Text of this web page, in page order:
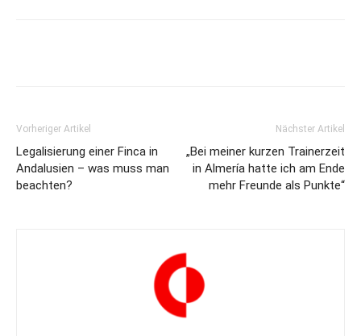
Vorheriger Artikel
Legalisierung einer Finca in
Andalusien – was muss man
beachten?
Nächster Artikel
„Bei meiner kurzen Trainerzeit
in Almería hatte ich am Ende
mehr Freunde als Punkte“